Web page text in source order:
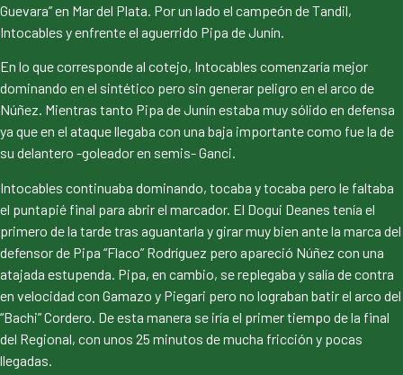
Guevara” en Mar del Plata. Por un lado el campeón de Tandil,
Intocables y enfrente el aguerrido Pipa de Junín.
En lo que corresponde al cotejo, Intocables comenzaría mejor
dominando en el sintético pero sin generar peligro en el arco de
Núñez. Mientras tanto Pipa de Junín estaba muy sólido en defensa
ya que en el ataque llegaba con una baja importante como fue la de
su delantero -goleador en semis- Ganci.
Intocables continuaba dominando, tocaba y tocaba pero le faltaba
el puntapié final para abrir el marcador. El Dogui Deanes tenía el
primero de la tarde tras aguantarla y girar muy bien ante la marca del
defensor de Pipa “Flaco” Rodríguez pero apareció Núñez con una
atajada estupenda. Pipa, en cambio, se replegaba y salía de contra
en velocidad con Gamazo y Piegari pero no lograban batir el arco del
“Bachi” Cordero. De esta manera se iría el primer tiempo de la final
del Regional, con unos 25 minutos de mucha fricción y pocas
llegadas.